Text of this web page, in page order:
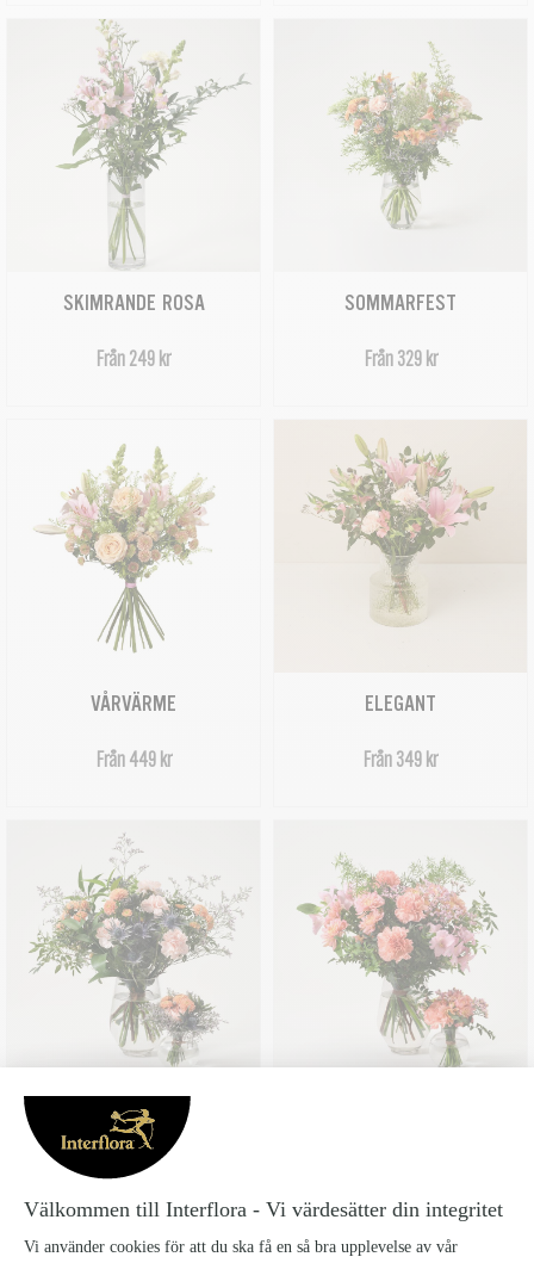
SKIMRANDE ROSA
Från 249 kr
SOMMARFEST
Från 329 kr
VÅRVÄRME
Från 449 kr
ELEGANT
Från 349 kr
FAMILJELYCKA
Från 549 kr